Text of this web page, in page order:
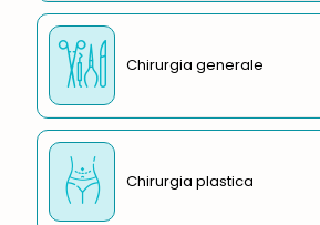
Chirurgia generale
Chirurgia plastica